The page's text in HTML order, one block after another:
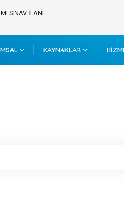
SINAV İLANI
KAYNAKLAR